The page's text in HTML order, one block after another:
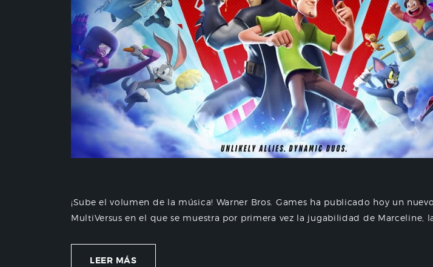
¡Sube el volumen de la música! Warner Bros. Games ha publicado hoy un
MultiVersus en el que se muestra por primera vez la jugabilidad de Marceline,
LEER MÁS